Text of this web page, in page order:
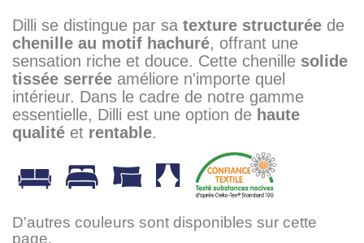
Dilli se distingue par sa texture structurée de
chenille au motif hachuré, offrant une
sensation riche et douce. Cette chenille solide
tissée serrée améliore n'importe quel
intérieur. Dans le cadre de notre gamme
essentielle, Dilli est une option de haute
qualité et rentable.
D'autres couleurs sont disponibles sur cette
page.